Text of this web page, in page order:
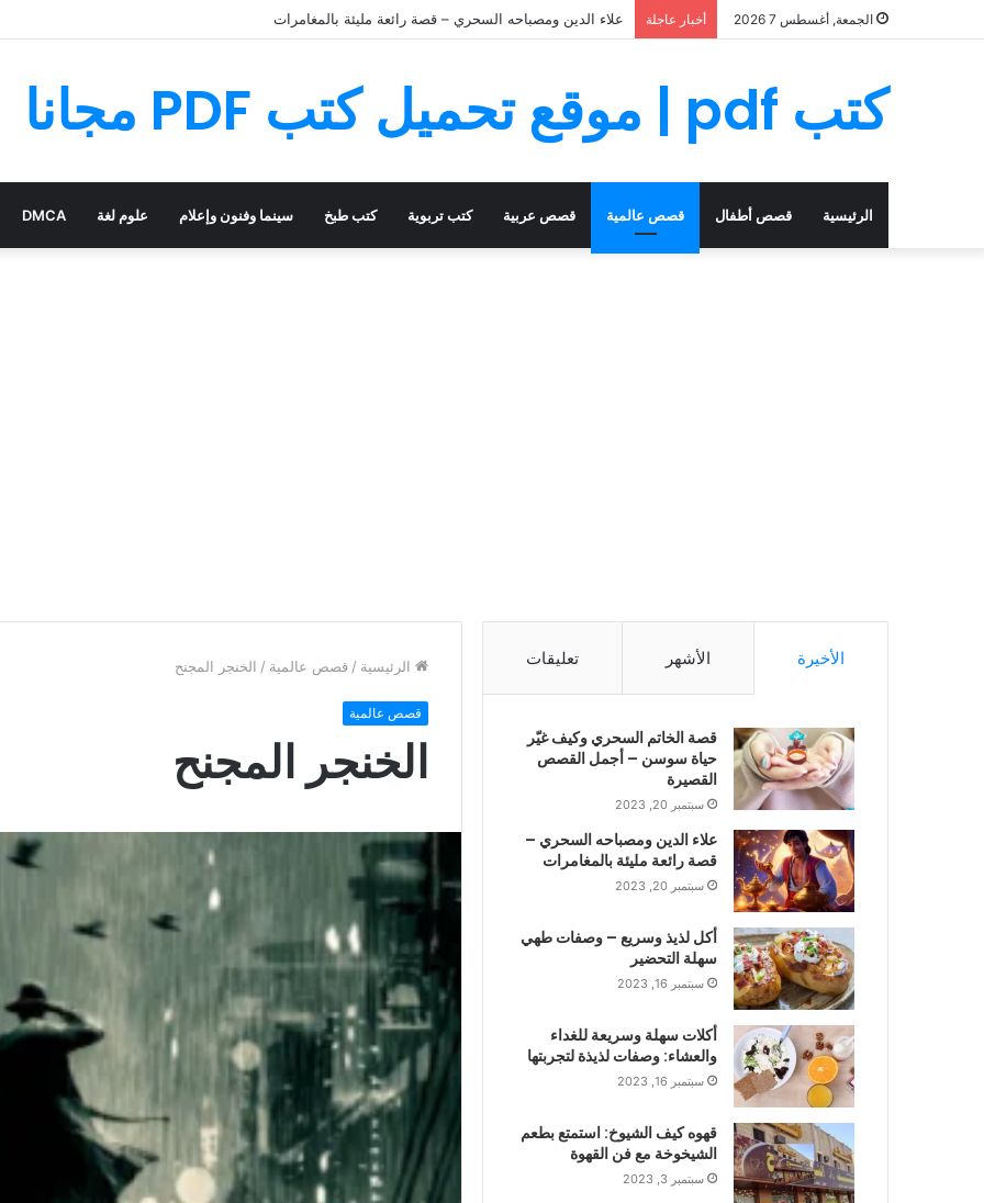
الجمعة, أغسطس 7 2026 أخبار عاجلة علاء الدين ومصباحه السحري – قصة رائعة مليئة بالمغامرات
كتب pdf | موقع تحميل كتب PDF مجانا
الرئيسية قصص أطفال قصص عالمية قصص عربية كتب تربوية كتب طبخ سينما وفنون وإعلام علوم لغة DMCA
الرئيسية / قصص عالمية / الخنجر المجنح
قصص عالمية
الخنجر المجنح
الأخيرة الأشهر تعليقات
قصة الخاتم السحري وكيف غيّر
حياة سوسن – أجمل القصص
القصيرة
سبتمبر 20, 2023
علاء الدين ومصباحه السحري –
قصة رائعة مليئة بالمغامرات
سبتمبر 20, 2023
أكل لذيذ وسريع – وصفات طهي
سهلة التحضير
سبتمبر 16, 2023
أكلات سهلة وسريعة للغداء
والعشاء: وصفات لذيذة لتجربتها
سبتمبر 16, 2023
قهوه كيف الشيوخ: استمتع بطعم
الشيخوخة مع فن القهوة
سبتمبر 3, 2023